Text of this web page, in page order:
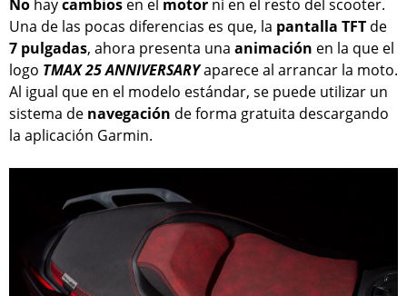
No haycambios en el motor ni en el resto del scooter.
Una de las pocas diferencias es que, la pantalla TFT de
7 pulgadas, ahora presenta una animación en la que el
logo TMAX 25 ANNIVERSARYaparece al arrancar la moto.
Al igual que en el modelo estándar, se puede utilizar un
sistema de navegación de forma gratuita descargando
la aplicación Garmin.